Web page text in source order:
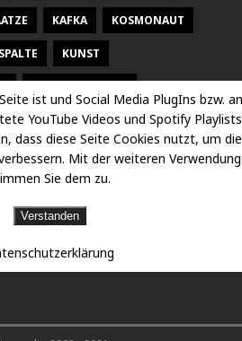
KAFKA KOSMONAUT
KUNST
MALEREI MARTERIA
THEATER HALLE OPER
RADISSON DESSAU
SEEED
THEATER THEATER CHEMNITZ
ist und Social Media PlugIns bzw. an
YouTube Videos und Spotify Playlists
dass diese Seite Cookies nutzt, um die
Mit der weiteren Verwendung
Sie dem zu.
Verstanden